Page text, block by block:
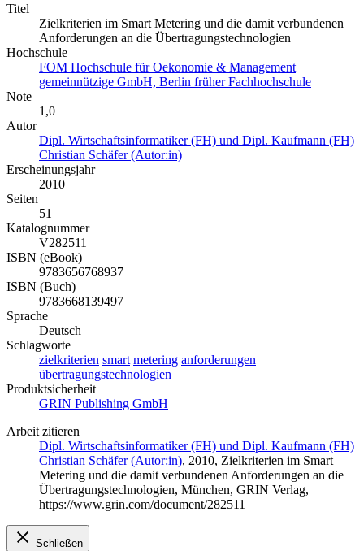
Titel
Zielkriterien im Smart Metering und die damit verbundenen
Anforderungen an die Übertragungstechnologien
Hochschule
FOM Hochschule für Oekonomie & Management
gemeinnützige GmbH, Berlin früher Fachhochschule
Note
1,0
Autor
Dipl. Wirtschaftsinformatiker (FH) und Dipl. Kaufmann (FH)
Christian Schäfer (Autor:in)
Erscheinungsjahr
2010
Seiten
51
Katalognummer
V282511
ISBN (eBook)
9783656768937
ISBN (Buch)
9783668139497
Sprache
Deutsch
Schlagworte
zielkriterien smart metering anforderungen
übertragungstechnologien
Produktsicherheit
GRIN Publishing GmbH
Arbeit zitieren
Dipl. Wirtschaftsinformatiker (FH) und Dipl. Kaufmann (FH)
Christian Schäfer (Autor:in), 2010, Zielkriterien im Smart
Metering und die damit verbundenen Anforderungen an die
Übertragungstechnologien, München, GRIN Verlag,
https://www.grin.com/document/282511
Schließen